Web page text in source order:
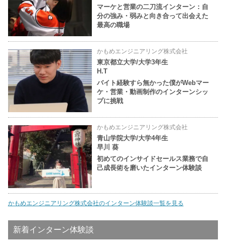
マーケと営業の二刀流インターン：自
分の強み・弱みと向き合って出会えた
最高の職場
かもめエンジニアリング株式会社
東京都立大学/大学3年生
H.T
バイト経験すら無かった僕がWebマー
ケ・営業・動画制作のインターンシッ
プに挑戦
かもめエンジニアリング株式会社
青山学院大学/大学4年生
早川 葵
初めてのインサイドセールス業務で自
己成長術を磨いたインターン体験談
かもめエンジニアリング株式会社のインターン体験談一覧を見る
新着インターン体験談